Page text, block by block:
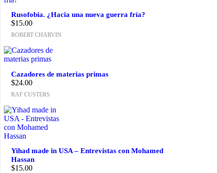
Rusofobia. ¿Hacia una nueva guerra fría?
$15.00
ROBERT CHARVIN
Cazadores de materias primas
$24.00
RAF CUSTERS
Yihad made in USA – Entrevistas con Mohamed
Hassan
$15.00